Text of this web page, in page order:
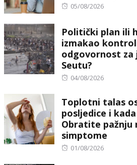
Posted
05/08/2026
Politički plan ili
izmakao
odgovornost za
Seutu?
Posted
04/08/2026
Toplotni talas
posljedice i
Obratite pažnju
simptome
Posted
01/08/2026